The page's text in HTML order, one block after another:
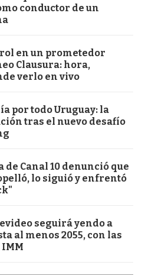
conductor de un
en un prometedor
Clausura: hora,
verlo en vivo
por todo Uruguay: la
tras el nuevo desafío
Canal 10 denunció que
lo siguió y enfrentó
seguirá yendo a
al menos 2055, con las
IMM